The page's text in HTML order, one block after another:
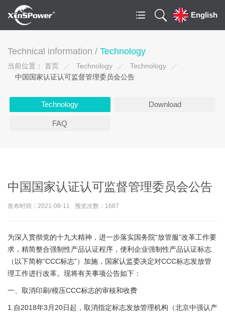
English
Technical information / Technology
当前位置： 首页 Technology
Technology
中国国家认证认可监督管理委员会公告
Technology Download
FAQ
中国国家认证认可监督管理委员会公告
发布时间：2021-08-11 预览次数：1687
为深入贯彻党的十九大精神，进一步落实国务院“放管服”改革工作要
求，精简整合强制性产品认证程序，便利企业强制性产品认证标志
（以下简称“CCC标志”）加施，国家认监委决定对CCC标志发放管
理工作进行改革。现将有关事项公告如下：
一、取消印刷/模压CCC标志的审核和收费
1.自2018年3月20日起，取消指定标志发放管理机构（北京中强认产